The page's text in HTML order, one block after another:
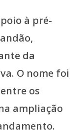
à pré-
da
O nome foi
os
ampliação